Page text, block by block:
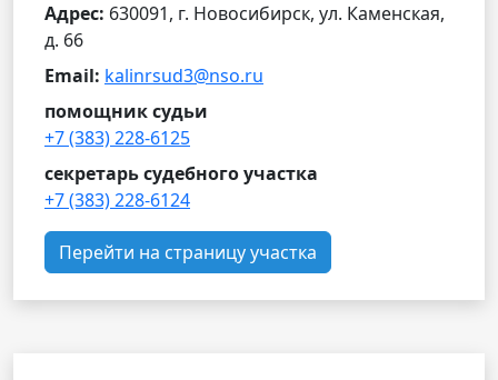
Адрес: 630091, г. Новосибирск, ул. Каменская,
д. 66
Email: kalinrsud3@nso.ru
помощник судьи
+7 (383) 228-6125
секретарь судебного участка
+7 (383) 228-6124
Перейти на страницу участка